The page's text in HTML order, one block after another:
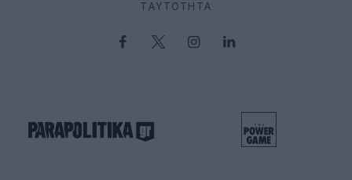
ΤΑΥΤΌΤΗΤΑ